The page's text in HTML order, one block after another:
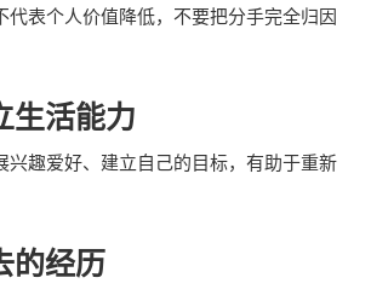
代表个人价值降低，不要把分手完全归因
生活能力
兴趣爱好、建立自己的目标，有助于重新
的经历